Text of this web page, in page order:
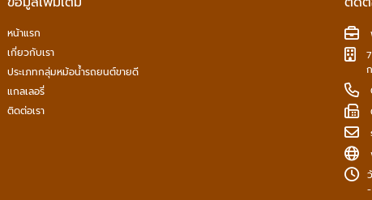
หน้าแรก
เกี่ยวกับเรา
ประเภทกลุ่มหม้อน้ำรถยนต์ขายดี
แกลเลอรี่
ติดต่อเรา